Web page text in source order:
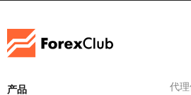
产品 代